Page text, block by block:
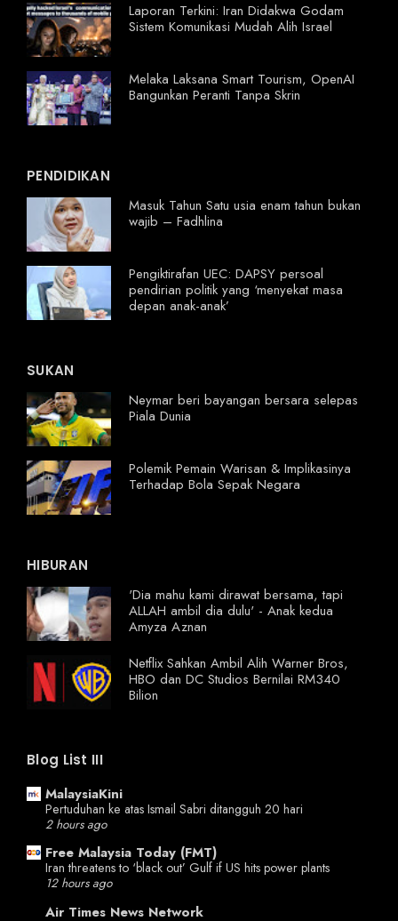
Laporan Terkini: Iran Didakwa Godam
Sistem Komunikasi Mudah Alih Israel
Melaka Laksana Smart Tourism, OpenAI
Bangunkan Peranti Tanpa Skrin
PENDIDIKAN
Masuk Tahun Satu usia enam tahun bukan
wajib – Fadhlina
Pengiktirafan UEC: DAPSY persoal
pendirian politik yang ‘menyekat masa
depan anak-anak’
SUKAN
Neymar beri bayangan bersara selepas
Piala Dunia
Polemik Pemain Warisan & Implikasinya
Terhadap Bola Sepak Negara
HIBURAN
'Dia mahu kami dirawat bersama, tapi
ALLAH ambil dia dulu' - Anak kedua
Amyza Aznan
Netflix Sahkan Ambil Alih Warner Bros,
HBO dan DC Studios Bernilai RM340
Bilion
Blog List III
MalaysiaKini
Pertuduhan ke atas Ismail Sabri ditangguh 20 hari
2 hours ago
Free Malaysia Today (FMT)
Iran threatens to ‘black out’ Gulf if US hits power plants
12 hours ago
Air Times News Network